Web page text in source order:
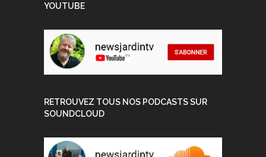
YOUTUBE
RETROUVEZ TOUS NOS PODCASTS SUR
SOUNDCLOUD